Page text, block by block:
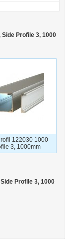
Profile 3, 1000
122030 1000
3, 1000mm
Profile 3, 1000